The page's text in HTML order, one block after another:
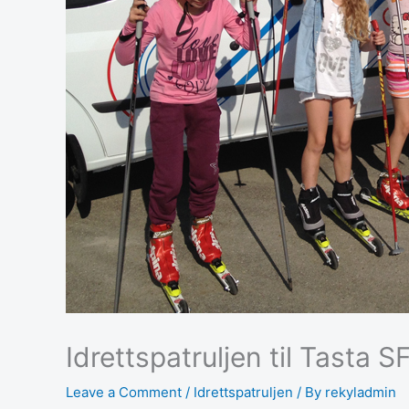
Idrettspatruljen til Tasta
Leave a Comment / Idrettspatruljen / By rekyladmin